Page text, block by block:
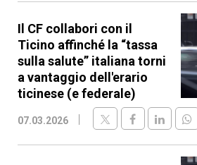
Il CF collabori con il
Ticino affinché la “tassa
sulla salute” italiana torni
a vantaggio dell'erario
ticinese (e federale)
07.03.2026